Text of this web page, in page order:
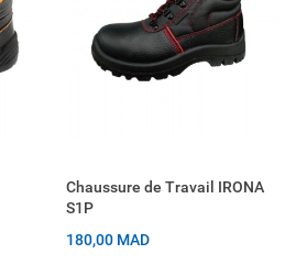
Chaussure de Travail IRONA
S1P
180,00 MAD